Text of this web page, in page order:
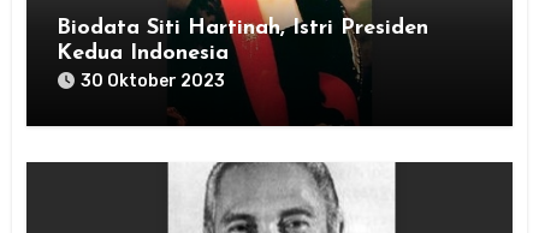
Biodata Siti Hartinah, Istri Presiden
Kedua Indonesia
30 Oktober 2023